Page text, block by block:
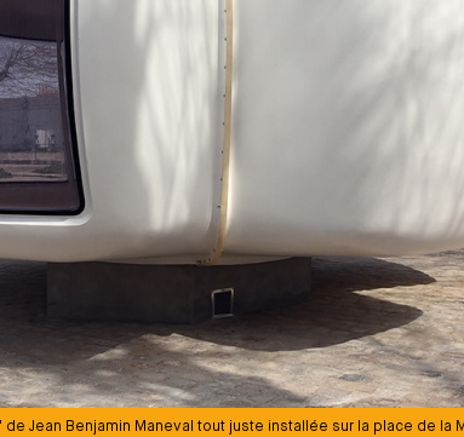
de Jean Benjamin Maneval tout juste installée sur la place de la